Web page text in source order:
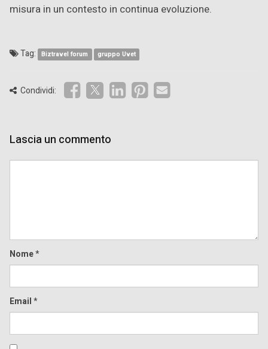
misura in un contesto in continua evoluzione.
Tag: Biztravel forum gruppo Uvet
Condividi:
Lascia un commento
Nome*
Email*